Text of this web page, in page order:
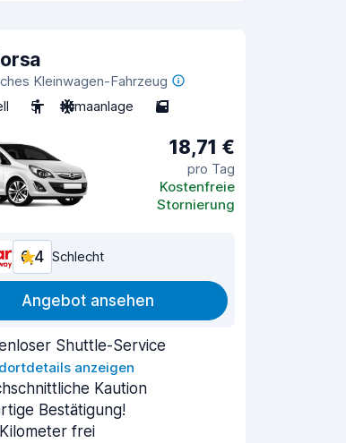
Kleinwagen-Fahrzeug
5 Klimaanlage 5
18,71 €
pro Tag
Kostenfreie
Stornierung
6,4 Schlecht
Angebot ansehen
Shuttle-Service
anzeigen
Kaution
Bestätigung!
frei